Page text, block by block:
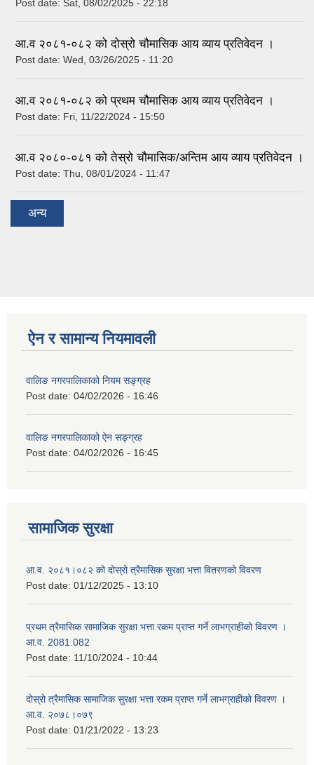
Post date: Sat, 08/02/2025 - 22:18
आ.व २०८१-०८२ को दोस्रो चौमासिक आय व्याय प्रतिवेदन ।
Post date: Wed, 03/26/2025 - 11:20
आ.व २०८१-०८२ को प्रथम चौमासिक आय व्याय प्रतिवेदन ।
Post date: Fri, 11/22/2024 - 15:50
आ.व २०८०-०८१ को तेस्रो चौमासिक/अन्तिम आय व्याय प्रतिवेदन ।
Post date: Thu, 08/01/2024 - 11:47
अन्य
ऐन र सामान्य नियमावली
वालिङ नगरपालिकाको नियम सङ्ग्रह
Post date: 04/02/2026 - 16:46
वालिङ नगरपालिकाको ऐन सङ्ग्रह
Post date: 04/02/2026 - 16:45
सामाजिक सुरक्षा
आ.व. २०८१।०८२ को दोस्रो त्रैमासिक सुरक्षा भत्ता वितरणको विवरण
Post date: 01/12/2025 - 13:10
प्रथम त्रैमासिक सामाजिक सुरक्षा भत्ता रकम प्राप्त गर्ने लाभग्राहीको विवरण ।
आ.व. 2081.082
Post date: 11/10/2024 - 10:44
दोस्रो त्रैमासिक सामाजिक सुरक्षा भत्ता रकम प्राप्त गर्ने लाभग्राहीको विवरण ।
आ.व. २०७८।०७९
Post date: 01/21/2022 - 13:23